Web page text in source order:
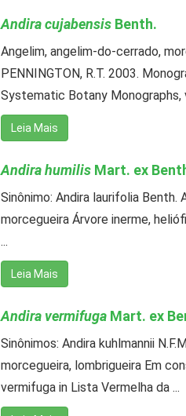
Andira cujabensis Benth.
Angelim, angelim-do-cerrado,
PENNINGTON, R.T. 2003.
Systematic Botany Monographs,
Leia Mais
Andira humilis Mart. ex
Sinônimo: Andira laurifolia
morcegueira Árvore inerme,
...
Leia Mais
Andira vermifuga Mart. ex
Sinônimos: Andira kuhlmannii
morcegueira, lombrigueira Em
vermifuga in Lista Vermelha da ...